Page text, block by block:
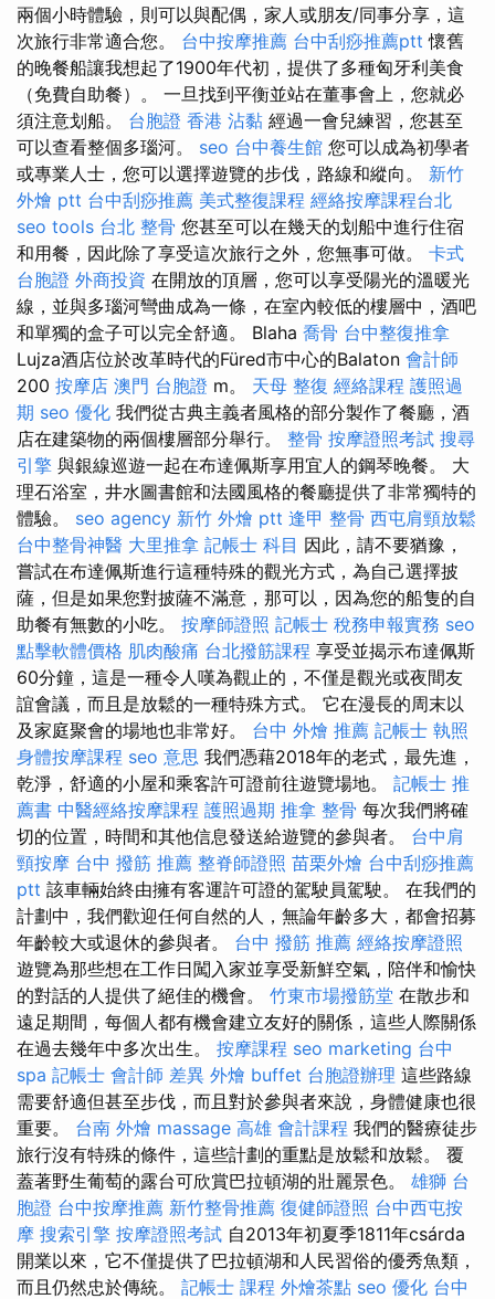
兩個小時體驗，則可以與配偶，家人或朋友/同事分享，這
次旅行非常適合您。 台中按摩推薦 台中刮痧推薦ptt 懷舊
的晚餐船讓我想起了1900年代初，提供了多種匈牙利美食
（免費自助餐）。 一旦找到平衡並站在董事會上，您就必
須注意划船。 台胞證 香港 沾黏 經過一會兒練習，您甚至
可以查看整個多瑙河。 seo 台中養生館 您可以成為初學者
或專業人士，您可以選擇遊覽的步伐，路線和縱向。 新竹
外燴 ptt 台中刮痧推薦 美式整復課程 經絡按摩課程台北
seo tools 台北 整骨 您甚至可以在幾天的划船中進行住宿
和用餐，因此除了享受這次旅行之外，您無事可做。 卡式
台胞證 外商投資 在開放的頂層，您可以享受陽光的溫暖光
線，並與多瑙河彎曲成為一條，在室內較低的樓層中，酒吧
和單獨的盒子可以完全舒適。 Blaha 喬骨 台中整復推拿
Lujza酒店位於改革時代的Füred市中心的Balaton 會計師
200 按摩店 澳門 台胞證 m。 天母 整復 經絡課程 護照過
期 seo 優化 我們從古典主義者風格的部分製作了餐廳，酒
店在建築物的兩個樓層部分舉行。 整骨 按摩證照考試 搜尋
引擎 與銀線巡遊一起在布達佩斯享用宜人的鋼琴晚餐。 大
理石浴室，井水圖書館和法國風格的餐廳提供了非常獨特的
體驗。 seo agency 新竹 外燴 ptt 逢甲 整骨 西屯肩頸放鬆
台中整骨神醫 大里推拿 記帳士 科目 因此，請不要猶豫，
嘗試在布達佩斯進行這種特殊的觀光方式，為自己選擇披
薩，但是如果您對披薩不滿意，那可以，因為您的船隻的自
助餐有無數的小吃。 按摩師證照 記帳士 稅務申報實務 seo
點擊軟體價格 肌肉酸痛 台北撥筋課程 享受並揭示布達佩斯
60分鐘，這是一種令人嘆為觀止的，不僅是觀光或夜間友
誼會議，而且是放鬆的一種特殊方式。 它在漫長的周末以
及家庭聚會的場地也非常好。 台中 外燴 推薦 記帳士 執照
身體按摩課程 seo 意思 我們憑藉2018年的老式，最先進，
乾淨，舒適的小屋和乘客許可證前往遊覽場地。 記帳士 推
薦書 中醫經絡按摩課程 護照過期 推拿 整骨 每次我們將確
切的位置，時間和其他信息發送給遊覽的參與者。 台中肩
頸按摩 台中 撥筋 推薦 整脊師證照 苗栗外燴 台中刮痧推薦
ptt 該車輛始終由擁有客運許可證的駕駛員駕駛。 在我們的
計劃中，我們歡迎任何自然的人，無論年齡多大，都會招募
年齡較大或退休的參與者。 台中 撥筋 推薦 經絡按摩證照
遊覽為那些想在工作日闖入家並享受新鮮空氣，陪伴和愉快
的對話的人提供了絕佳的機會。 竹東市場撥筋堂 在散步和
遠足期間，每個人都有機會建立友好的關係，這些人際關係
在過去幾年中多次出生。 按摩課程 seo marketing 台中
spa 記帳士 會計師 差異 外燴 buffet 台胞證辦理 這些路線
需要舒適但甚至步伐，而且對於參與者來說，身體健康也很
重要。 台南 外燴 massage 高雄 會計課程 我們的醫療徒步
旅行沒有特殊的條件，這些計劃的重點是放鬆和放鬆。 覆
蓋著野生葡萄的露台可欣賞巴拉頓湖的壯麗景色。 雄獅 台
胞證 台中按摩推薦 新竹整骨推薦 復健師證照 台中西屯按
摩 搜索引擎 按摩證照考試 自2013年初夏季1811年csárda
開業以來，它不僅提供了巴拉頓湖和人民習俗的優秀魚類，
而且仍然忠於傳統。 記帳士 課程 外燴茶點 seo 優化 台中